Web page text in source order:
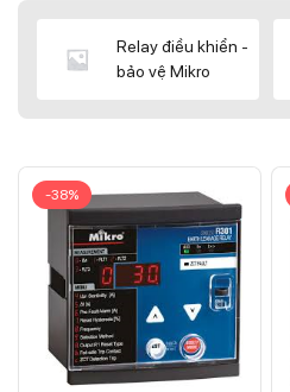
Relay điều khiển -
bảo vệ Mikro
-38%